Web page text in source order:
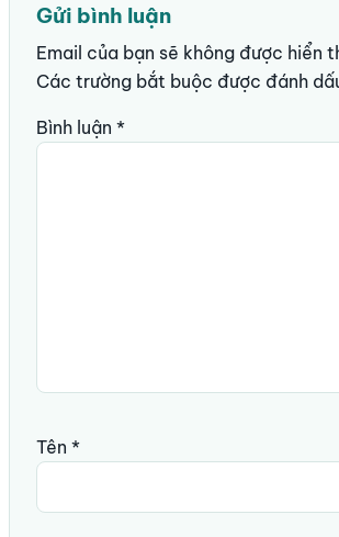
Gửi bình luận
Email của bạn sẽ không được hiển
Các trường bắt buộc được đánh
Bình luận *
Tên *